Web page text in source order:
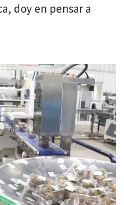
doy en pensar a